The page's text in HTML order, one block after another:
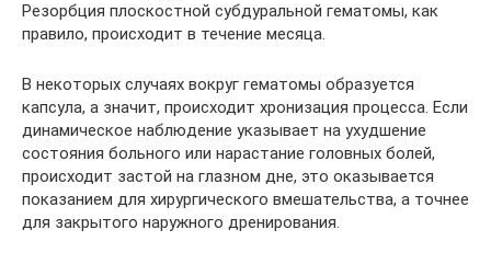
Резорбция плоскостной субдуральной гематомы, как
правило, происходит в течение месяца.
В некоторых случаях вокруг гематомы образуется
капсула, а значит, происходит хронизация процесса. Если
динамическое наблюдение указывает на ухудшение
состояния больного или нарастание головных болей,
происходит застой на глазном дне, это оказывается
показанием для хирургического вмешательства, а точнее
для закрытого наружного дренирования.